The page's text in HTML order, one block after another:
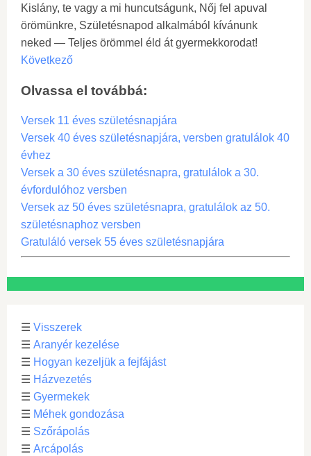
Kislány, te vagy a mi huncutságunk, Nőj fel apuval
örömünkre, Születésnapod alkalmából kívánunk
neked — Teljes örömmel éld át gyermekkorodat!
Következő
Olvassa el továbbá:
Versek 11 éves születésnapjára
Versek 40 éves születésnapjára, versben gratulálok 40
évhez
Versek a 30 éves születésnapra, gratulálok a 30.
évfordulóhoz versben
Versek az 50 éves születésnapra, gratulálok az 50.
születésnaphoz versben
Gratuláló versek 55 éves születésnapjára
☰ Visszerek
☰ Aranyér kezelése
☰ Hogyan kezeljük a fejfájást
☰ Házvezetés
☰ Gyermekek
☰ Méhek gondozása
☰ Szőrápolás
☰ Arcápolás